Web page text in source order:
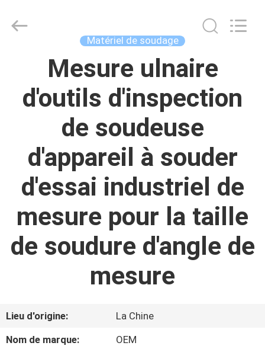
MAISON
PRODUITS
SUJET
NOUS
VISITE
D'USINE
DE
QUALITÉ
Market.
Matériel de soudage
Mesure ulnaire
d'outils d'inspection
de soudeuse
d'appareil à souder
d'essai industriel de
mesure pour la taille
de soudure d'angle de
mesure
Lieu d'origine:
La Chine
Nom de marque:
OEM